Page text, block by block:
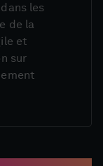
les
de la
et
sur